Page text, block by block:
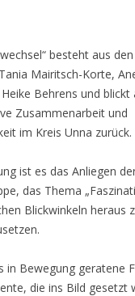
besteht aus
Mairitsch-Korte,
Behrens und blickt
Zusammenarbeit und
im Kreis Unna zurück.
ist es das Anliegen
das Thema
Blickwinkeln heraus
in Bewegung geratene
die ins Bild gesetzt